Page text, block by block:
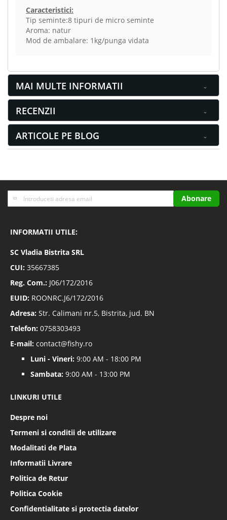
Caracteristici:
Tip seminte:8 tipuri de micro seminte
Aroma: natur
Mod de ambalare: 1kg/punga vidata
MAI MULTE INFORMATII
RECENZII
ARTICOLE PE BLOG
Inscrieti-
va
noastre
Abonare
INFORMATII UTILE:
SC Vladia Bistrita SRL
CUI: 35667385
Reg. Com.: J06/172/2016
EUID: ROONRC.J6/172/2016
Adresa: Str. Calimani nr.5, Bistrita, jud. BN
Telefon: 0758303493
E-mail: contact@fishy.ro
Luni - Vineri: 9:00 AM - 18:00 PM
Sambata: 9:00 AM - 13:00 PM
LINKURI UTILE
Despre noi
Termeni si conditii de utilizare
Modalitati de Plata
Informatii Livrare
Politica de Retur
Politica Cookie
Confidentialitate si protectia datelor